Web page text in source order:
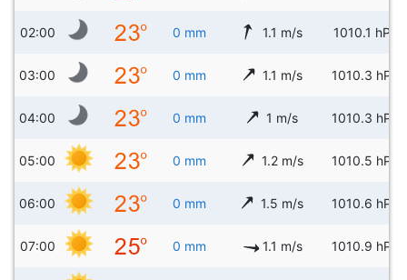
02:00 0 mm 1.1 m/s 1010.1 hPa
03:00 0 mm 1.1 m/s 1010.3 hPa
04:00 0 mm 1 m/s 1010.3 hPa
05:00 0 mm 1.2 m/s 1010.5 hPa
06:00 0 mm 1.5 m/s 1010.6 hPa
07:00 0 mm 1.1 m/s 1010.9 hPa